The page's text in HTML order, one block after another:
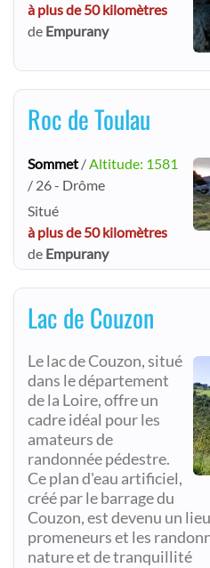
à plus de 50 kilomètres
de Empurany
Roc de Toulau
Sommet /Altitude: 1581
/ 26 - Drôme
Situé
à plus de 50 kilomètres
de Empurany
Lac de Couzon
Le lac de Couzon, situé
dans le département
de la Loire, offre un
cadre idéal pour les
amateurs de
randonnée pédestre.
Ce plan d'eau artificiel,
créé par le barrage du
Couzon, est devenu un
promeneurs et les
nature et de tranquillité